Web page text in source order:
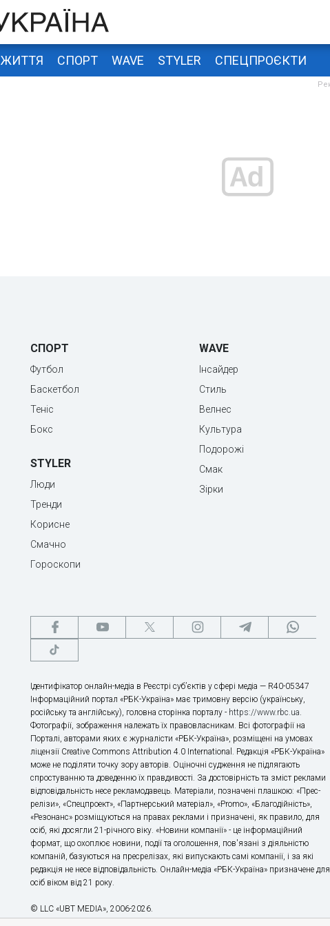
ЖИТТЯ СПОРТ WAVE STYLER СПЕЦПРОЄКТИ
СПОРТ
Футбол
Баскетбол
Теніс
Бокс
STYLER
Люди
Тренди
Корисне
Смачно
Гороскопи
WAVE
Інсайдер
Стиль
Велнес
Культура
Подорожі
Смак
Зірки
Ідентифікатор онлайн-медіа в Реєстрі суб’єктів у сфері медіа — R40-05347
Інформаційний портал «РБК-Україна» має тримовну версію (українську,
російську та англійську), головна сторінка порталу - https://www.rbc.ua.
Фотографії, зображення належать їх правовласникам. Всі фотографії на
Порталі, авторами яких є журналісти «РБК-Україна», розміщені на умовах
ліцензії Creative Commons Attribution 4.0 International. Редакція «РБК-Україна»
може не поділяти точку зору авторів. Оціночні судження не підлягають
спростуванню та доведенню їх правдивості. За достовірність та зміст реклами
відповідальність несе рекламодавець. Матеріали, позначені плашкою: «Прес-
релізи», «Спецпроект», «Партнерський матеріал», «Promo», «Благодійність»,
«Резонанс» розміщуються на правах реклами і призначені, як правило, для
осіб, які досягли 21-річного віку. «Новини компанії» - це інформаційний
формат, що охоплює новини, події та оголошення, пов'язані з діяльністю
компаній, базуються на пресрелізах, які випускають самі компанії, і за які
редакція не несе відповідальність. Онлайн-медіа «РБК-Україна» призначене для
осіб віком від 21 року.
© LLC «UBT MEDIA», 2006-2026.